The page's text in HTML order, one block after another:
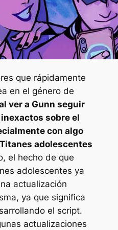
que rápidamente
en el género de
ver a Gunn seguir
sobre el
con algo
Titanes adolescentes
el hecho de que
adolescentes ya
actualización
ya que significa
el script.
actualizaciones